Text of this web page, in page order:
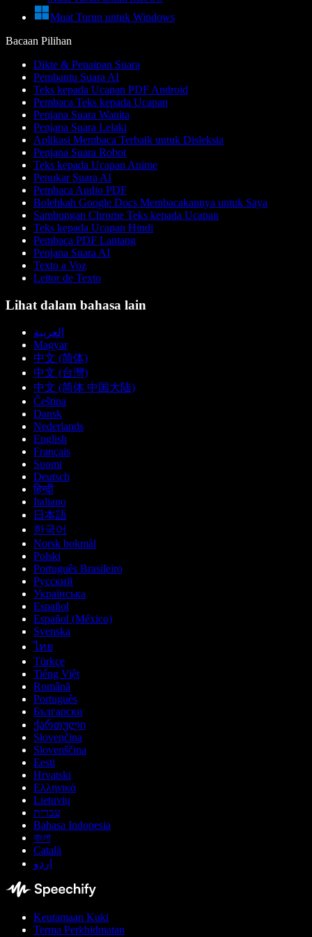
Muat Turun untuk Windows
Bacaan Pilihan
Dikte & Penaipan Suara
Pembantu Suara AI
Teks kepada Ucapan PDF Android
Pembaca Teks kepada Ucapan
Penjana Suara Wanita
Penjana Suara Lelaki
Aplikasi Membaca Terbaik untuk Disleksia
Penjana Suara Robot
Teks kepada Ucapan Anime
Penukar Suara AI
Pembaca Audio PDF
Bolehkah Google Docs Membacakannya untuk Saya
Sambungan Chrome Teks kepada Ucapan
Teks kepada Ucapan Hindi
Pembaca PDF Lantang
Penjana Suara AI
Texto a Voz
Leitor de Texto
Lihat dalam bahasa lain
العربية
Magyar
中文 (简体)
中文 (台灣)
中文 (简体 中国大陆)
Čeština
Dansk
Nederlands
English
Français
Suomi
Deutsch
हिन्दी
Italiano
日本語
한국어
Norsk bokmål
Polski
Português Brasileiro
Русский
Українська
Español
Español (México)
Svenska
ไทย
Türkçe
Tiếng Việt
Română
Português
Български
ქართული
Slovenčina
Slovenščina
Eesti
Hrvatski
Ελληνικά
Lietuvių
עברית
Bahasa Indonesia
বাংলা
Català
اردو
Keutamaan Kuki
Terma Perkhidmatan